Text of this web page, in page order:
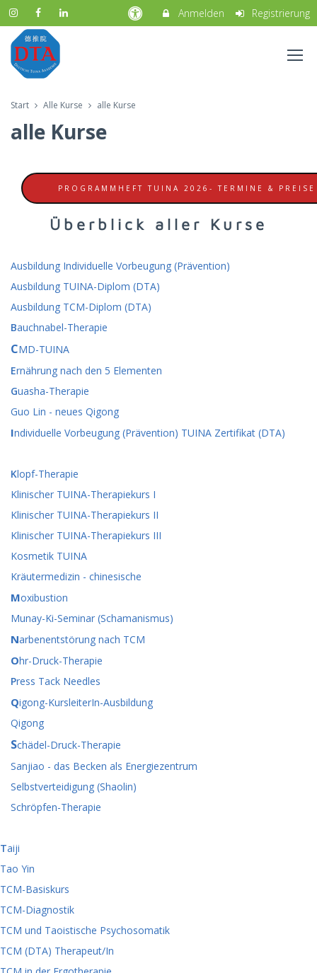
Anmelden Registrierung
Start Alle Kurse alle Kurse
alle Kurse
PROGRAMMHEFT TUINA 2026- TERMINE & PREISE
Überblick aller Kurse
Ausbildung Individuelle Vorbeugung (Prävention)
Ausbildung TUINA-Diplom (DTA)
Ausbildung TCM-Diplom (DTA)
Bauchnabel-Therapie
CMD-TUINA
Ernährung nach den 5 Elementen
Guasha-Therapie
Guo Lin - neues Qigong
Individuelle Vorbeugung (Prävention) TUINA Zertifikat (DTA)
Klopf-Therapie
Klinischer TUINA-Therapiekurs I
Klinischer TUINA-Therapiekurs II
Klinischer TUINA-Therapiekurs III
Kosmetik TUINA
Kräutermedizin - chinesische
Moxibustion
Munay-Ki-Seminar (Schamanismus)
Narbenentstörung nach TCM
Ohr-Druck-Therapie
Press Tack Needles
Qigong-KursleiterIn-Ausbildung
Qigong
Schädel-Druck-Therapie
Sanjiao - das Becken als Energiezentrum
Selbstverteidigung (Shaolin)
Schröpfen-Therapie
Taiji
Tao Yin
TCM-Basiskurs
TCM-Diagnostik
TCM und Taoistische Psychosomatik
TCM (DTA) Therapeut/In